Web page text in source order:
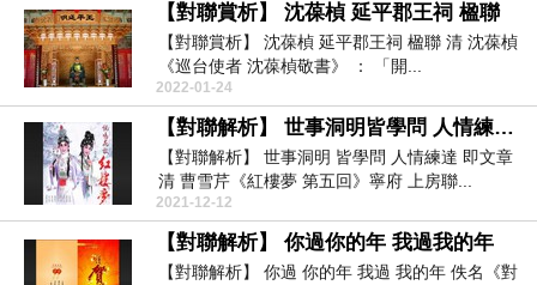
【對聯賞析】 沈葆楨 延平郡王祠 楹聯
【對聯賞析】 沈葆楨 延平郡王祠 楹聯 清 沈葆楨
《巡台使者 沈葆楨敬書》 ： 「開...
2022-01-24
【對聯解析】 世事洞明皆學問 人情練達即文章
【對聯解析】 世事洞明 皆學問 人情練達 即文章
清 曹雪芹《紅樓夢 第五回》寧府 上房聯...
2021-12-12
【對聯解析】 你過你的年 我過我的年
【對聯解析】 你過 你的年 我過 我的年 佚名《對